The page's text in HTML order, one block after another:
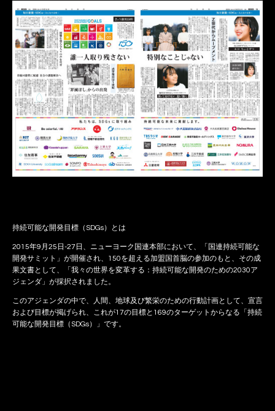
持続可能な開発目標（SDGs）とは
2015年9月25日-27日、ニューヨーク国連本部において、「国連持続可能な
開発サミット」が開催され、150を超える加盟国首脳の参加のもと、その成
果文書として、「我々の世界を変革する：持続可能な開発のための2030ア
ジェンダ」が採択されました。
このアジェンダの中で、人間、地球及び繁栄のための行動計画として、宣言
および目標が掲げられ、これが17の目標と169のターゲットからなる「持続
可能な開発目標（SDGs）」です。